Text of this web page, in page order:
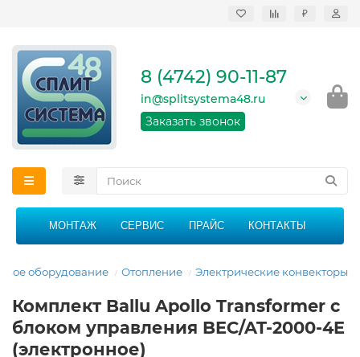
₽
кондиционеров в
области
График работы: 9:00 -
21:00 без перерыва и
8 (4742) 90-11-87
in@splitsystema48.ru
Заказать звонок
МОНТАЖ СЕРВИС ПРАЙС КОНТАКТЫ
оборудование Отопление Электрические конвекторы
Комплект Ballu Apollo Transformer с
блоком управления BEC/AT-2000-4E
(электронное)